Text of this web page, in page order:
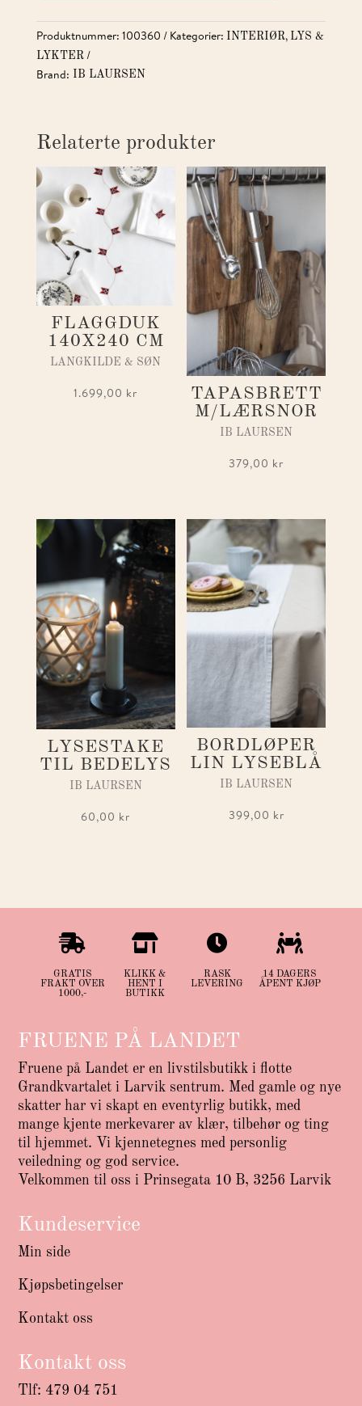
Produktnummer: 100360 Kategorier: INTERIØR, LYS &
LYKTER
Brand: IB LAURSEN
Relaterte produkter
FLAGGDUK
140X240 CM
LANGKILDE & SØN
1.699,00 kr
TAPASBRETT
M/LÆRSNOR
IB LAURSEN
379,00 kr
LYSESTAKE
TIL BEDELYS
IB LAURSEN
60,00 kr
BORDLØPER
LIN LYSEBLÅ
IB LAURSEN
399,00 kr

GRATIS
FRAKT OVER
1000,-

KLIKK &
HENT I
BUTIKK

RASK
LEVERING

14 DAGERS
ÅPENT KJØP
FRUENE PÅ LANDET
Fruene på Landet er en livstilsbutikk i flotte
Grandkvartalet i Larvik sentrum. Med gamle og nye
skatter har vi skapt en eventyrlig butikk, med
mange kjente merkevarer av klær, tilbehør og ting
til hjemmet. Vi kjennetegnes med personlig
veiledning og god service.
Velkommen til oss i Prinsegata 10 B, 3256 Larvik
Kundeservice
Min side
Kjøpsbetingelser
Kontakt oss
Kontakt oss
Tlf: 479 04 751